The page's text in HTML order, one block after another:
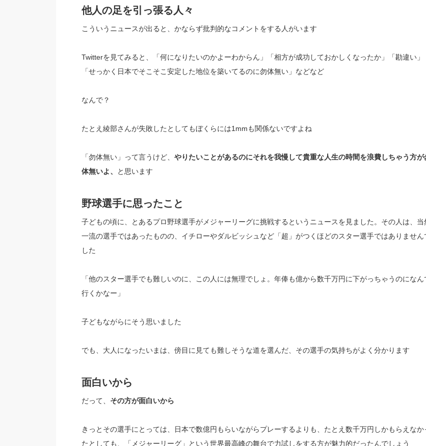
他人の足を引っ張る人々
こういうニュースが出ると、かならず批判的なコメントをする人がいます
Twitterを見てみると、「何になりたいのかよーわからん」「相方が成功しておかしくなったか」「勘違い」
「せっかく日本でそこそこ安定した地位を築いてるのに勿体無い」などなど
なんで？
たとえ綾部さんが失敗したとしてもぼくらには1mmも関係ないですよね
「勿体無い」って言うけど、 やりたいことがあるのにそれを我慢して貴重な人生の時間を浪費しちゃう方が
体無いよ、
と思います
野球選手に思ったこと
子どもの頃に、とあるプロ野球選手がメジャーリーグに挑戦するというニュースを見ました。その人は、当
一流の選手ではあったものの、イチローやダルビッシュなど「超」がつくほどのスター選手ではありません
した
「他のスター選手でも難しいのに、この人には無理でしょ。年俸も億から数千万円に下がっちゃうのになん
行くかなー」
子どもながらにそう思いました
でも、大人になったいまは、傍目に見ても難しそうな道を選んだ、その選手の気持ちがよく分かります
面白いから
だって、 その方が面白いから
きっとその選手にとっては、日本で数億円もらいながらプレーするよりも、たとえ数千万円しかもらえなか
たとしても、「メジャーリーグ」という世界最高峰の舞台で力試しをする方が魅力的だったんでしょう